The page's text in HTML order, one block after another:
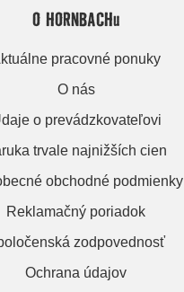
O HORNBACHu
pracovné ponuky
O nás
o prevádzkovateľovi
trvale najnižších cien
obchodné podmienky
Reklamačný poriadok
zodpovednosť
Ochrana údajov